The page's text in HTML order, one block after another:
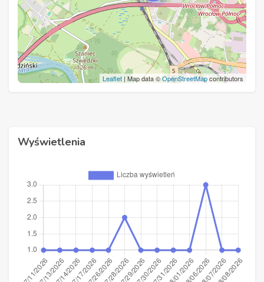
Leaflet | Map data ©OpenStreetMapcontributors
Wyświetlenia